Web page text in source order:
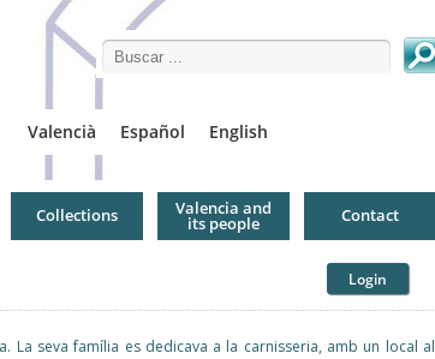
Search this site
Valencià Español English
Collections Valencia and
its people Contact
Login
La seva família es dedicava a la carnisseria, amb un local al